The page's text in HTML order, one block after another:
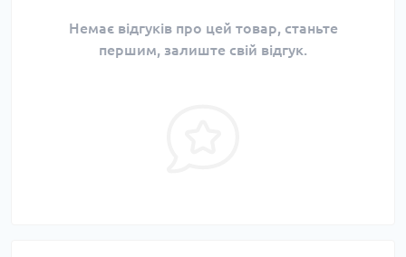
Немає відгуків про цей товар, станьте
першим, залиште свій відгук.